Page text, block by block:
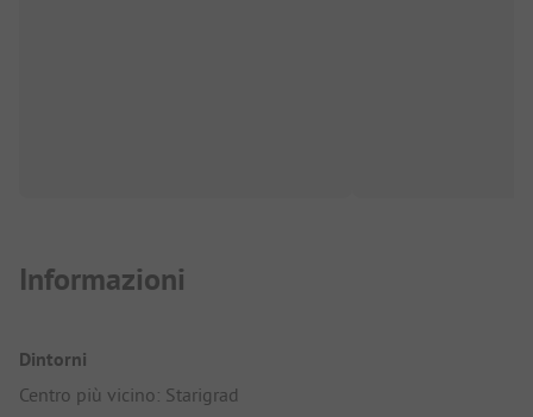
Informazioni
Dintorni
Centro più vicino: Starigrad